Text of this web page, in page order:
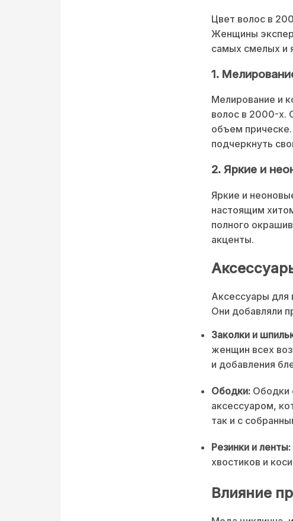
Цвет волос в
Женщины
самых смелых и
1.
Мелирование и
волос в 2000-х.
объем
подчеркнуть
2. Яркие и
Яркие и
настоящим
полного
акценты.
Аксессуары для
Они добавляли
Заколки и
женщин всех
и добавления
Ободки: Ободки
аксессуаром,
так и с
Резинки и ленты:
хвостиков и
Влияние